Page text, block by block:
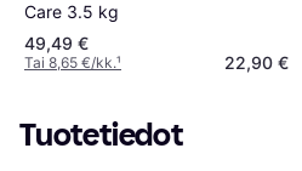
Care 3.5 kg
49,49 €
Tai 8,65 €/kk.¹ 22,90 €
Tuotetiedot